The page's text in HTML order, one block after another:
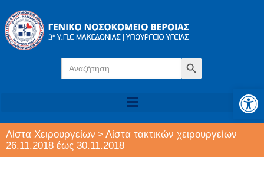
Search
for:
Search Button
Λίστα Χειρουργείων > Λίστα τακτικών χειρουργείων
26.11.2018 έως 30.11.2018